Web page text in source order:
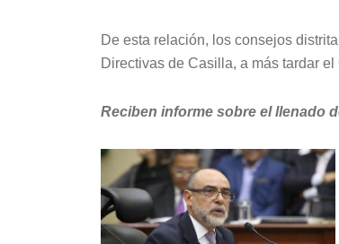
De esta relación, los consejos
Directivas de Casilla, a más tardar el
Reciben informe sobre el llenado